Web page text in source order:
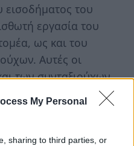
My Personal
sharing to third parties, or
του
εργασία του
ως και του
Αυτές οι
των συνταξιούχων,
τρία εκατομμύρια,
υποζύγια των